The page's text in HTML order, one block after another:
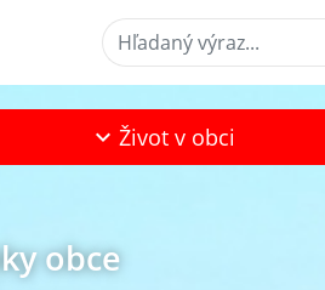
Hľadaný výraz...
Život v obci
obce